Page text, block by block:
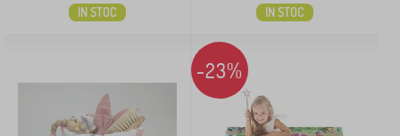
IN STOC IN STOC
-23%